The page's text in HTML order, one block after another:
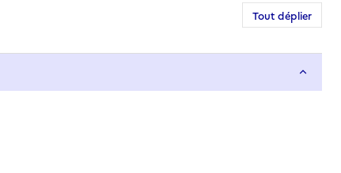
Tout déplier